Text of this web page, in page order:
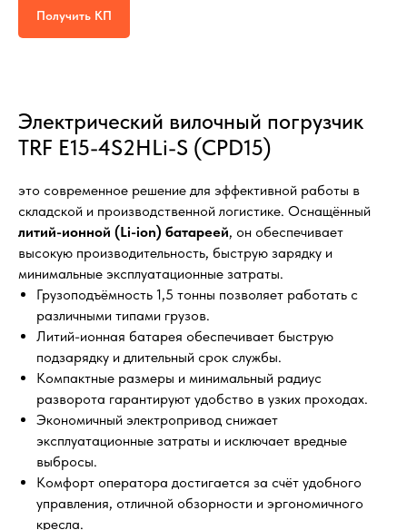
Получить КП
Электрический вилочный погрузчик
TRF E15-4S2HLi-S (CPD15)
это современное решение для эффективной работы в
складской и производственной логистике. Оснащённый
литий-ионной (Li-ion) батареей, он обеспечивает
высокую производительность, быструю зарядку и
минимальные эксплуатационные затраты.
Грузоподъёмность 1,5 тонны позволяет работать с
различными типами грузов.
Литий-ионная батарея обеспечивает быструю
подзарядку и длительный срок службы.
Компактные размеры и минимальный радиус
разворота гарантируют удобство в узких проходах.
Экономичный электропривод снижает
эксплуатационные затраты и исключает вредные
выбросы.
Комфорт оператора достигается за счёт удобного
управления, отличной обзорности и эргономичного
кресла.